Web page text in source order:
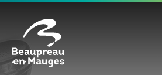
Cookies management panel